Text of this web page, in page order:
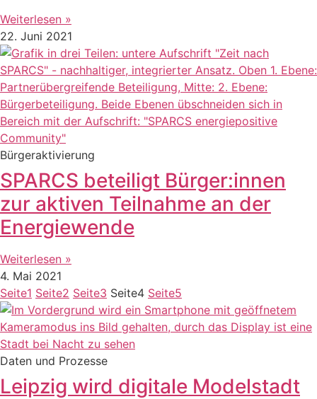
Weiterlesen »
22. Juni 2021
Bürgeraktivierung
SPARCS beteiligt Bürger:innen
zur aktiven Teilnahme an der
Energiewende
Weiterlesen »
4. Mai 2021
Seite1 Seite2 Seite3 Seite4 Seite5
Daten und Prozesse
Leipzig wird digitale Modelstadt